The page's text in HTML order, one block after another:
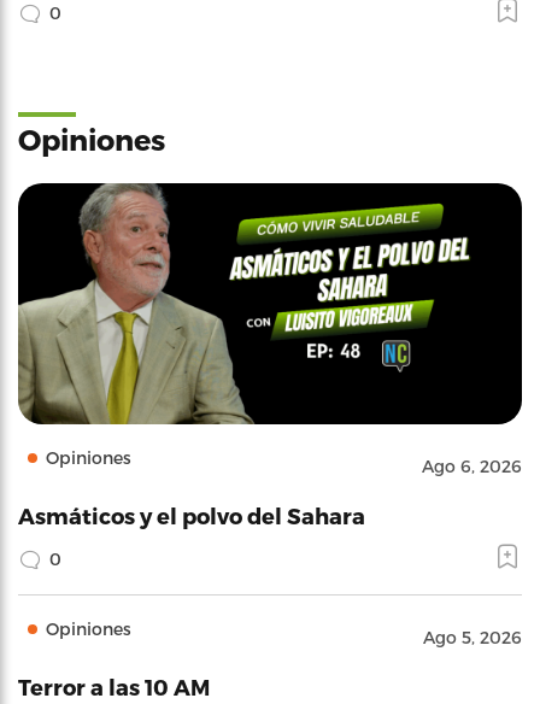
0
Opiniones
Opiniones Ago 6, 2026
Asmáticos y el polvo del Sahara
0
Opiniones Ago 5, 2026
Terror a las 10 AM